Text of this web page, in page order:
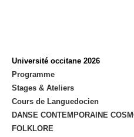
Université occitane 2026
Programme
Stages & Ateliers
Cours de Languedocien
DANSE CONTEMPORAINE
FOLKLORE